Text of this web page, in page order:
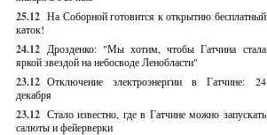
25.12 На Соборной готовится к открытию бесплатный
каток!
24.12 Дрозденко: "Мы хотим, чтобы Гатчина стала
яркой звездой на небосводе Ленобласти"
23.12 Отключение электроэнергии в Гатчине: 24
декабря
23.12 Стало известно, где в Гатчине можно запускать
салюты и фейерверки